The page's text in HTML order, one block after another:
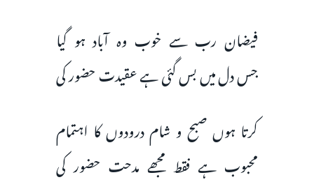
فیضان رب سے خوب وہ آباد ہو گیا
جس دل میں بس گئی ہے عقیدت حضور کی
کرتا ہوں صبح و شام درودوں کا اہتمام
محبوب ہے فقط مجھے مدحت حضور کی